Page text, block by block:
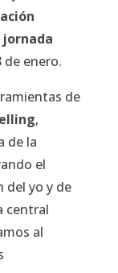
jornada
de enero.
de
,
de la
el
del yo y de
central
al